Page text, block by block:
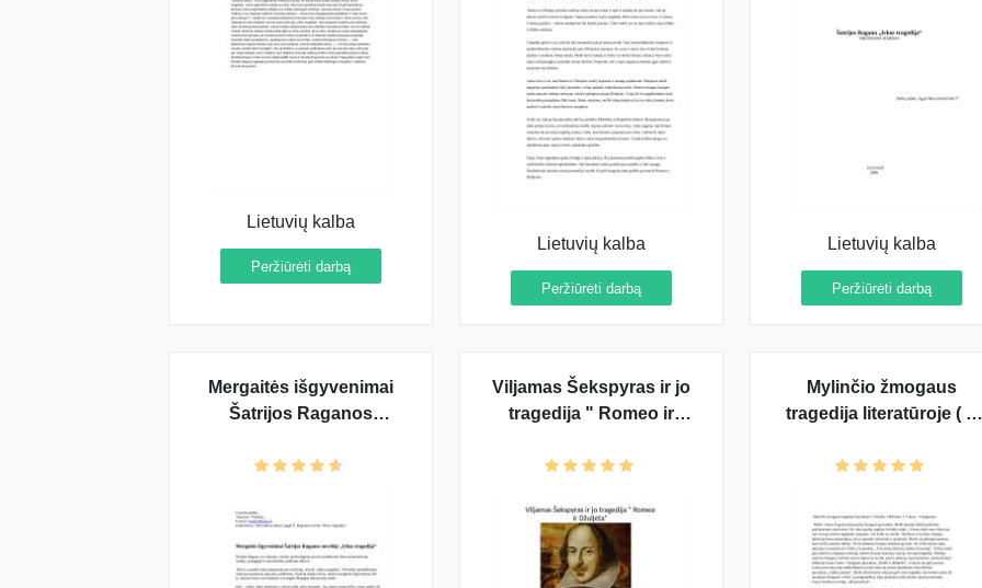
Lietuvių kalba
Peržiūrėti darbą
Lietuvių kalba
Peržiūrėti darbą
Lietuvių kalba
Peržiūrėti darbą
Mergaitės išgyvenimai
Šatrijos Raganos
Viljamas Šekspyras ir jo
tragedija " Romeo ir
Mylinčio žmogaus
tragedija literatūroje ( F.
Tumas - Vaižgantas)